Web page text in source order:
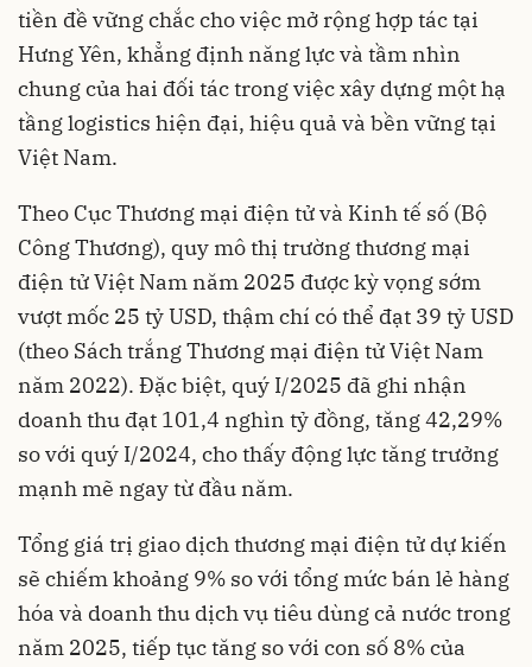
tiền đề vững chắc cho việc mở rộng hợp tác tại
Hưng Yên, khẳng định năng lực và tầm nhìn
chung của hai đối tác trong việc xây dựng một hạ
tầng logistics hiện đại, hiệu quả và bền vững tại
Việt Nam.
Theo Cục Thương mại điện tử và Kinh tế số (Bộ
Công Thương), quy mô thị trường thương mại
điện tử Việt Nam năm 2025 được kỳ vọng sớm
vượt mốc 25 tỷ USD, thậm chí có thể đạt 39 tỷ USD
(theo Sách trắng Thương mại điện tử Việt Nam
năm 2022). Đặc biệt, quý I/2025 đã ghi nhận
doanh thu đạt 101,4 nghìn tỷ đồng, tăng 42,29%
so với quý I/2024, cho thấy động lực tăng trưởng
mạnh mẽ ngay từ đầu năm.
Tổng giá trị giao dịch thương mại điện tử dự kiến
sẽ chiếm khoảng 9% so với tổng mức bán lẻ hàng
hóa và doanh thu dịch vụ tiêu dùng cả nước trong
năm 2025, tiếp tục tăng so với con số 8% của